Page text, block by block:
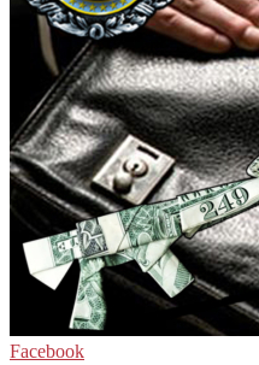
Facebook